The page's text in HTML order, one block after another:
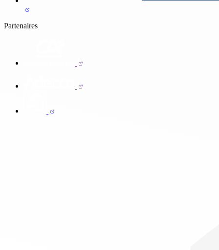
Partenaires